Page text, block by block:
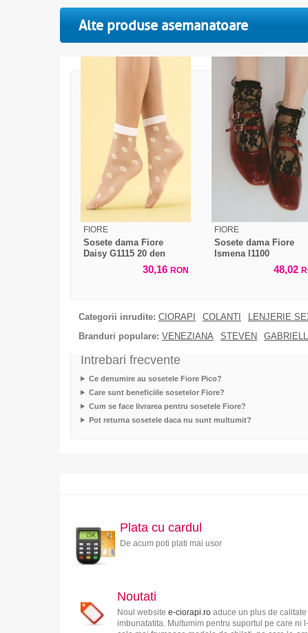
Alte produse asemanatoare
FIORE
Sosete dama Fiore
Daisy G1115 20 den
30,16 RON
FIORE
Sosete dama Fiore
Ismena I1100
48,02
Categorii inrudite: CIORAPI COLANTI LENJERIE
Branduri populare: VENEZIANA STEVEN
Intrebari frecvente
Ce denumire au sosetele Fiore Pico?
Care sunt beneficiile sosetelor Fiore?
Cum se face livrarea pentru sosetele Fiore?
Pot returna sosetele daca nu sunt multumit?
Plata cu cardul
De acum poti plati mai usor
Noutati
Noul website e-ciorapi.roaduce un plus de
imbunatatita. Multumim pentru suportul pe care ni